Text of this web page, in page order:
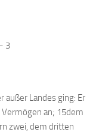
3
außer Landes ging: Er
an; 15dem
zwei, dem dritten